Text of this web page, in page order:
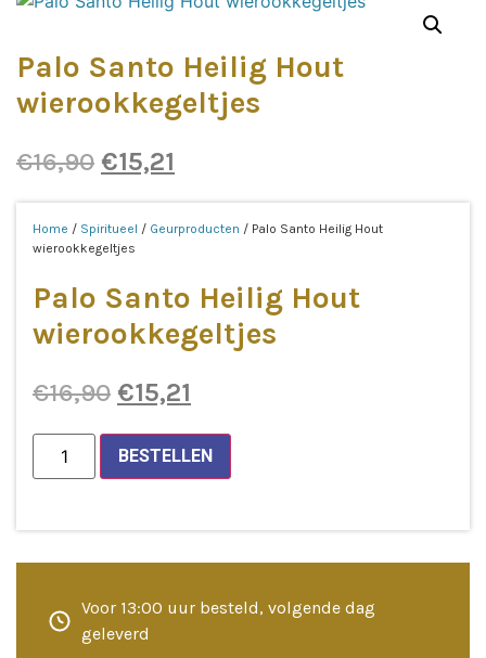
Palo Santo Heilig Hout
wierookkegeltjes
€16,90 Oorspronkelijke
prijs
was:
€15,21
prijs
is:
Home / Spiritueel / Geurproducten / Palo Santo Heilig Hout
wierookkegeltjes
Palo Santo Heilig Hout
wierookkegeltjes
€16,90 Oorspronkelijke
prijs
was:
€15,21
prijs
is:
Palo
Santo
Heilig
aantal
BESTELLEN
Voor 13:00 uur besteld, volgende dag
geleverd